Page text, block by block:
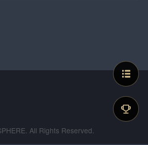
All Rights Reserved.